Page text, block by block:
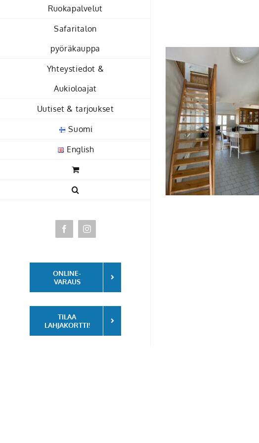
Ruokapalvelut
Safaritalon
pyöräkauppa
Yhteystiedot &
Aukioloajat
Uutiset & tarjoukset
Suomi
English
FacebookInstagram
ONLINE-
VARAUS
TILAA
LAHJAKORTTI!